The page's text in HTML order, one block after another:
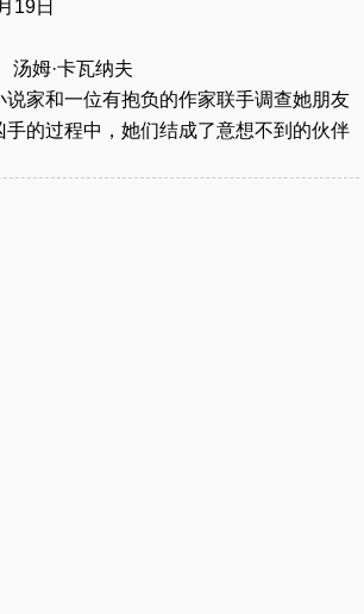
19日
汤姆·卡瓦纳夫
说家和一位有抱负的作家联手调查她朋友
手的过程中，她们结成了意想不到的伙伴